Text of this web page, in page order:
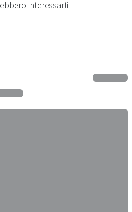
interessarti